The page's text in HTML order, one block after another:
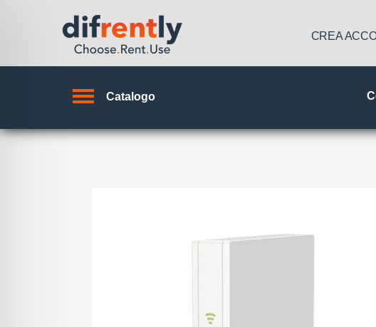
CREA
Catalogo